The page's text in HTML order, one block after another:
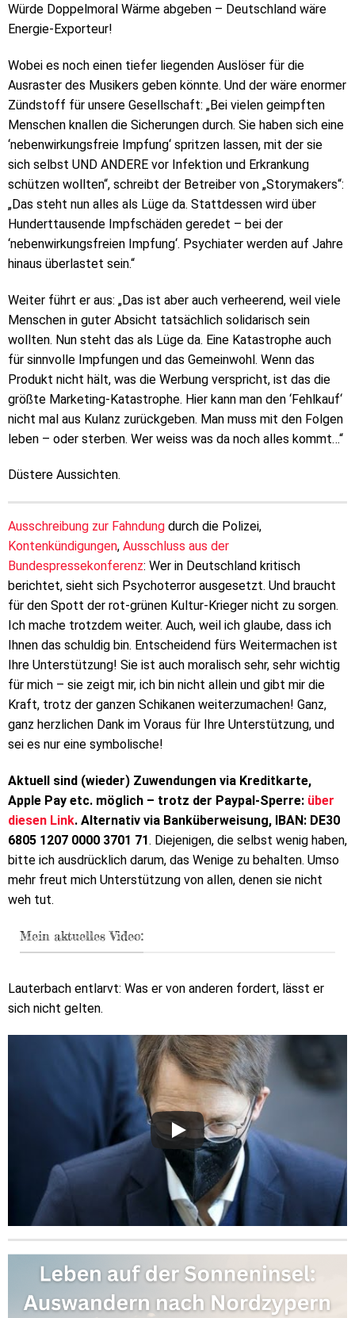
Würde Doppelmoral Wärme abgeben – Deutschland wäre
Energie-Exporteur!
Wobei es noch einen tiefer liegenden Auslöser für die
Ausraster des Musikers geben könnte. Und der wäre enormer
Zündstoff für unsere Gesellschaft: „Bei vielen geimpften
Menschen knallen die Sicherungen durch. Sie haben sich eine
‘nebenwirkungsfreie Impfung‘ spritzen lassen, mit der sie
sich selbst UND ANDERE vor Infektion und Erkrankung
schützen wollten“, schreibt der Betreiber von „Storymakers“:
„Das steht nun alles als Lüge da. Stattdessen wird über
Hunderttausende Impfschäden geredet – bei der
‘nebenwirkungsfreien Impfung‘. Psychiater werden auf Jahre
hinaus überlastet sein.“
Weiter führt er aus: „Das ist aber auch verheerend, weil viele
Menschen in guter Absicht tatsächlich solidarisch sein
wollten. Nun steht das als Lüge da. Eine Katastrophe auch
für sinnvolle Impfungen und das Gemeinwohl. Wenn das
Produkt nicht hält, was die Werbung verspricht, ist das die
größte Marketing-Katastrophe. Hier kann man den ‘Fehlkauf‘
nicht mal aus Kulanz zurückgeben. Man muss mit den Folgen
leben – oder sterben. Wer weiss was da noch alles kommt…“
Düstere Aussichten.
Ausschreibung zur Fahndung durch die Polizei,
Kontenkündigungen, Ausschluss aus der
Bundespressekonferenz: Wer in Deutschland kritisch
berichtet, sieht sich Psychoterror ausgesetzt. Und braucht
für den Spott der rot-grünen Kultur-Krieger nicht zu sorgen.
Ich mache trotzdem weiter. Auch, weil ich glaube, dass ich
Ihnen das schuldig bin. Entscheidend fürs Weitermachen ist
Ihre Unterstützung! Sie ist auch moralisch sehr, sehr wichtig
für mich – sie zeigt mir, ich bin nicht allein und gibt mir die
Kraft, trotz der ganzen Schikanen weiterzumachen! Ganz,
ganz herzlichen Dank im Voraus für Ihre Unterstützung, und
sei es nur eine symbolische!
Aktuell sind (wieder) Zuwendungen via Kreditkarte,
Apple Pay etc. möglich – trotz der Paypal-Sperre: über
diesen Link. Alternativ via Banküberweisung, IBAN: DE30
6805 1207 0000 3701 71. Diejenigen, die selbst wenig haben,
bitte ich ausdrücklich darum, das Wenige zu behalten. Umso
mehr freut mich Unterstützung von allen, denen sie nicht
weh tut.
Mein aktuelles Video:
Lauterbach entlarvt: Was er von anderen fordert, lässt er
sich nicht gelten.